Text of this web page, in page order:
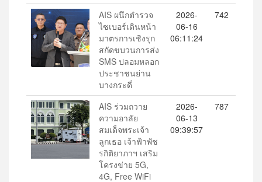
AIS ผนึกตำรวจ
ไซเบอร์เดินหน้า
มาตรการเชิงรุก
สกัดขบวนการส่ง
SMS ปลอมหลอก
ประชาชนย่าน
บางกระดี่
2026-
06-16
06:11:24
742
AIS ร่วมถวาย
ความอาลัย
สมเด็จพระเจ้า
ลูกเธอ เจ้าฟ้าพัช
รกิติยาภาฯ เสริม
โครงข่าย 5G,
4G, Free WiFi
2026-
06-13
09:39:57
787